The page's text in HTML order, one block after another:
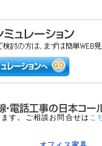
す。ご相談お問合せは こ